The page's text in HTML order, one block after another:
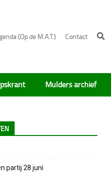
(Op de M.A.T.) Contact
Mulders archief
partij 28 juni